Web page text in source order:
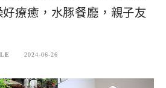
療癒，水豚餐廳，親子友
2024-06-26